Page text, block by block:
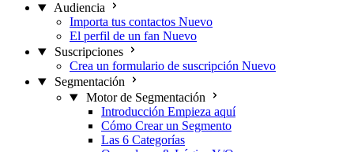
Audiencia
Importa tus contactos Nuevo
El perfil de un fan Nuevo
Suscripciones
Crea un formulario de suscripción Nuevo
Segmentación
Motor de Segmentación
Introducción Empieza aquí
Cómo Crear un Segmento
Las 6 Categorías